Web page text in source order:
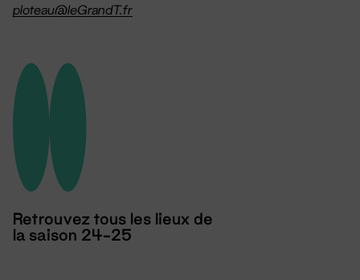
ploteau@leGrandT.fr
Retrouvez tous les lieux de
la saison 24-25